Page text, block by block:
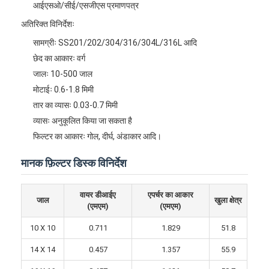
फैक्टरी यात्रा
गुणवत्ता नियंत्रण
हमसे संपर्क करें
समाचार
अभी चैट करें
स्टेनलेस स्टील एक्स झुकाव जाल
एक्सट्रूडर फिल्टर स्क्रीन
एक्सट्रूडर स्क्रीन पैक
तार रस्सी जाल
आईएसओ/सीई/एसजीएस प्रमाणपत्र
अतिरिक्त विनिर्देशः
सामग्रीः SS201/202/304/316/304L/316L आदि
छेद का आकारः वर्ग
जालः 10-500 जाल
मोटाईः 0.6-1.8 मिमी
तार का व्यासः 0.03-0.7 मिमी
व्यासः अनुकूलित किया जा सकता है
फिल्टर का आकारः गोल, दीर्घ, अंडाकार आदि।
मानक फ़िल्टर डिस्क विनिर्देश
जाल
वायर डीआईए
(एमएम)
एपर्चर का आकार
(एमएम)
खुला क्षेत्र
10 X 10 0.711 1.829 51.8
14 X 14 0.457 1.357 55.9